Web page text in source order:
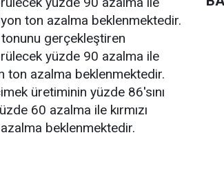
ton azalma beklenmektedir.
gerçekleştiren
yüzde 90 azalma ile
ton azalma beklenmektedir.
üretiminin yüzde 86'sını
60 azalma ile kırmızı
beklenmektedir.